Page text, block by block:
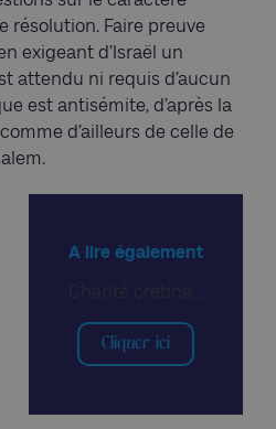
résolution. Faire preuve
exigeant d’Israël un
attendu ni requis d’aucun
est antisémite, d’après la
d’ailleurs de celle de
A lire également
Cliquer ici